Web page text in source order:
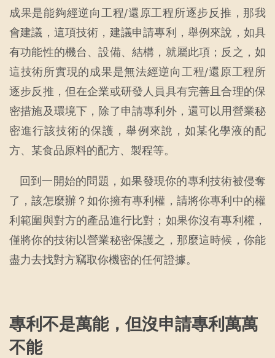
成果是能夠經逆向工程/還原工程所逐步反推，那我
會建議，這項技術，建議申請專利，舉例來說，如具
有功能性的機台、設備、結構，就屬此項；反之，如
這技術所實現的成果是無法經逆向工程/還原工程所
逐步反推，但在企業或研發人員具有完善且合理的保
密措施及環境下，除了申請專利外，還可以用營業秘
密進行該技術的保護，舉例來說，如某化學液的配
方、某食品原料的配方、製程等。
回到一開始的問題，如果發現你的專利技術被侵奪
了，該怎麼辦？如你擁有專利權，請將你專利中的權
利範圍與對方的產品進行比對；如果你沒有專利權，
僅將你的技術以營業秘密保護之，那麼這時候，你能
盡力去找對方竊取你機密的任何證據。
專利不是萬能，但沒申請專利萬萬
不能